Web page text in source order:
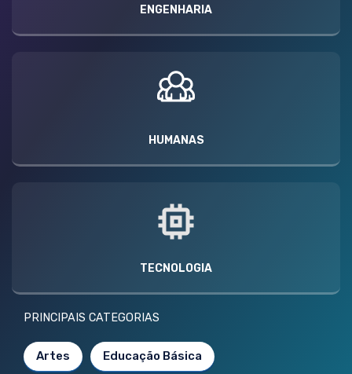
ENGENHARIA
HUMANAS
TECNOLOGIA
PRINCIPAIS CATEGORIAS
Artes Educação Básica